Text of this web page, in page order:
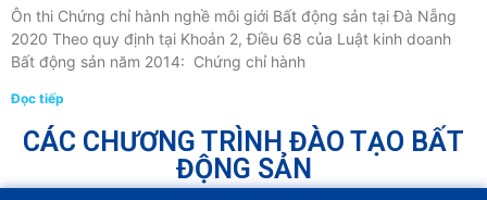
Ôn thi Chứng chỉ hành nghề môi giới Bất động sản tại Đà Nẵng
2020 Theo quy định tại Khoản 2, Điều 68 của Luật kinh doanh
Bất động sản năm 2014: Chứng chỉ hành
Đọc tiếp
CÁC CHƯƠNG TRÌNH ĐÀO TẠO BẤT
ĐỘNG SẢN